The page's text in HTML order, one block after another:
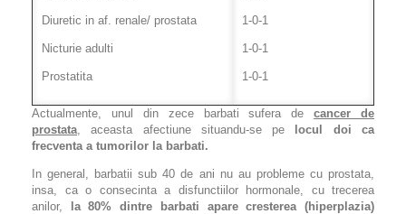
Diuretic in af. renale/ prostata
Nicturie adulti
Prostatita
1-0-1
1-0-1
1-0-1
Actualmente, unul din zece barbati sufera decancer de
prostata, aceasta afectiune situandu-se pe
locul doi ca
frecventa a tumorilor la barbati.
In general, barbatii sub 40 de ani nu au probleme cu prostata,
insa, ca o consecinta a disfunctiilor hormonale, cu trecerea
anilor,
la 80% dintre barbati apare cresterea (hiperplazia)